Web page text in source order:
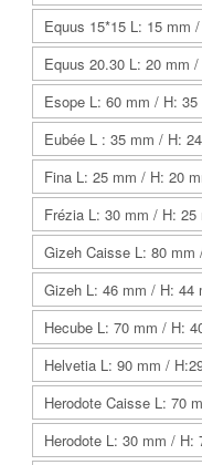
Equus 15*15 L: 15 mm
Equus 20.30 L: 20 mm
Esope L: 60 mm / H: 35
Eubée L : 35 mm / H:
Fina L: 25 mm / H: 20
Frézia L: 30 mm / H: 25
Gizeh Caisse L: 80 mm
Gizeh L: 46 mm / H: 44
Hecube L: 70 mm / H:
Helvetia L: 90 mm /
Herodote Caisse L: 70
Herodote L: 30 mm / H: